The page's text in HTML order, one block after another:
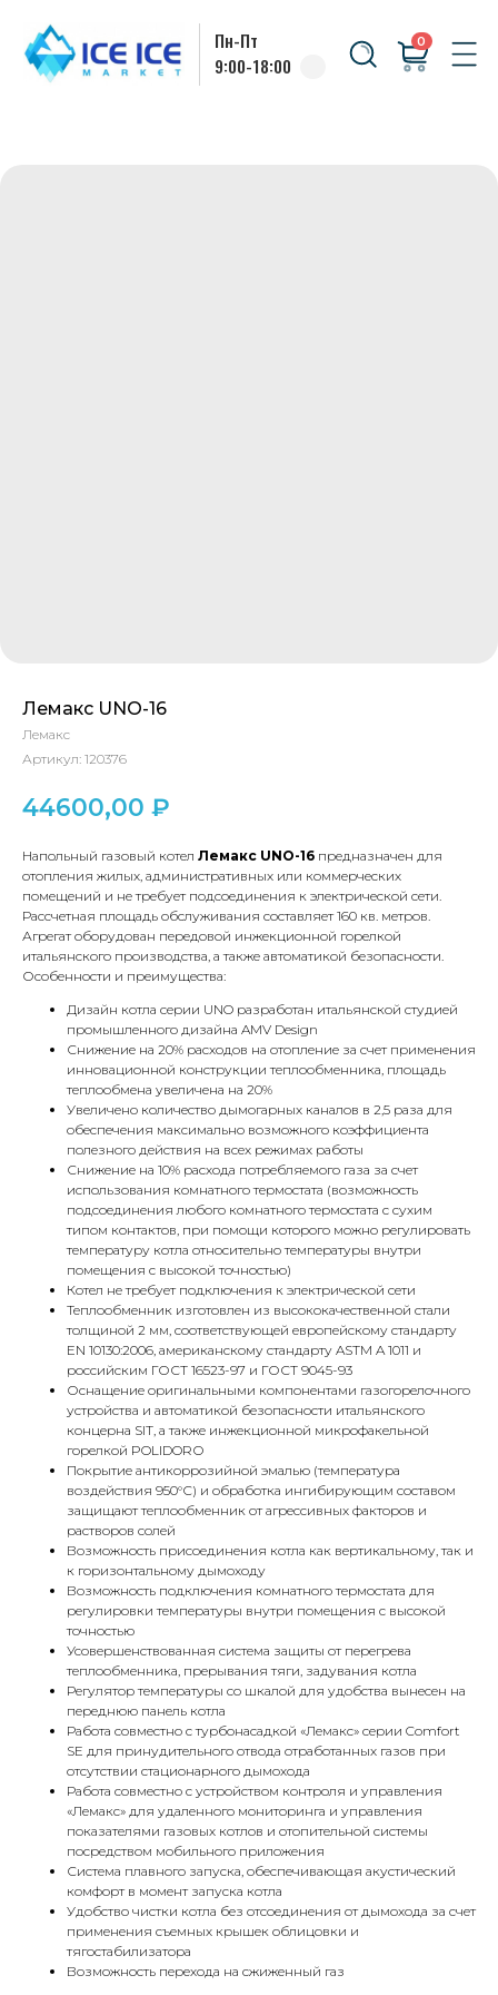
9:00-18:00
Лемакс UNO-16
Лемакс
Артикул: 120376
44600,00 ₽
Напольный газовый котел Лемакс UNO-16 предназначен для
отопления жилых, административных или коммерческих
помещений и не требует подсоединения к электрической сети.
Рассчетная площадь обслуживания составляет 160 кв. метров.
Агрегат оборудован передовой инжекционной горелкой
итальянского производства, а также автоматикой безопасности.
Особенности и преимущества:
Дизайн котла серии UNO разработан итальянской студией
промышленного дизайна AMV Design
Снижение на 20% расходов на отопление за счет применения
инновационной конструкции теплообменника, площадь
теплообмена увеличена на 20%
Увеличено количество дымогарных каналов в 2,5 раза для
обеспечения максимально возможного коэффициента
полезного действия на всех режимах работы
Снижение на 10% расхода потребляемого газа за счет
использования комнатного термостата (возможность
подсоединения любого комнатного термостата с сухим
типом контактов, при помощи которого можно регулировать
температуру котла относительно температуры внутри
помещения с высокой точностью)
Котел не требует подключения к электрической сети
Теплообменник изготовлен из высококачественной стали
толщиной 2 мм, соответствующей европейскому стандарту
EN 10130:2006, американскому стандарту ASTM A 1011 и
российским ГОСТ 16523-97 и ГОСТ 9045-93
Оснащение оригинальными компонентами газогорелочного
устройства и автоматикой безопасности итальянского
концерна SIT, а также инжекционной микрофакельной
горелкой POLIDORО
Покрытие антикоррозийной эмалью (температура
воздействия 950°С) и обработка ингибирующим составом
защищают теплообменник от агрессивных факторов и
растворов солей
Возможность присоединения котла как вертикальному, так и
к горизонтальному дымоходу
Возможность подключения комнатного термостата для
регулировки температуры внутри помещения с высокой
точностью
Усовершенствованная система защиты от перегрева
теплообменника, прерывания тяги, задувания котла
Регулятор температуры со шкалой для удобства вынесен на
переднюю панель котла
Работа совместно с турбонасадкой «Лемакс» серии Comfort
SE для принудительного отвода отработанных газов при
отсутствии стационарного дымохода
Работа совместно с устройством контроля и управления
«Лемакс» для удаленного мониторинга и управления
показателями газовых котлов и отопительной системы
посредством мобильного приложения
Система плавного запуска, обеспечивающая акустический
комфорт в момент запуска котла
Удобство чистки котла без отсоединения от дымохода за счет
применения съемных крышек облицовки и
тягостабилизатора
Возможность перехода на сжиженный газ
Г.Москва Волоколамское шоссе,
71/22к2
Пн-вс с 9:00 до 18:00
Телефон
8 495 233-79-79
8 985 233-79-79
КОНТАКТЫ